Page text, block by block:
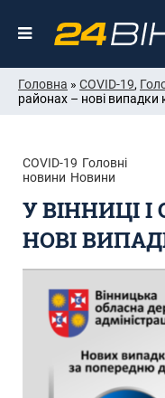
Головна » COVID-19,
районах – нові випадки
COVID-19 Головні
новини Новини
У ВІННИЦІ
НОВІ